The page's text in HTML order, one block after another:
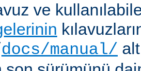
ve
docs/manual/